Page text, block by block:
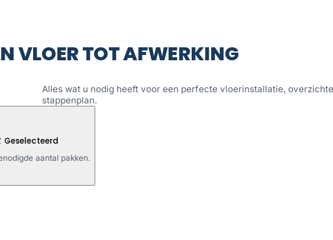
VLOER TOT AFWERKING
Alles wat u nodig heeft voor een perfecte vloerinstallatie,
stappenplan.
Geselecteerd
aantal pakken.